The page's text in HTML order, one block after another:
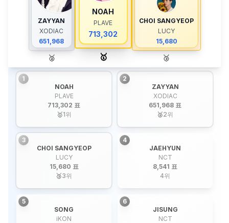
ZAYYAN
XODIAC
651,968
🥈
NOAH
PLAVE
713,302
🥇
CHOI SANGYEOP
LUCY
15,680
🥉
1
NOAH
PLAVE
713,302 표
🥇1위
2
ZAYYAN
XODIAC
651,968 표
🥈2위
3
CHOI SANGYEOP
LUCY
15,680 표
🥉3위
4
JAEHYUN
NCT
8,541 표
4위
5
SONG
iKON
6
JISUNG
NCT